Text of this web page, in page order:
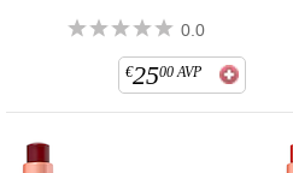
0.0
€2500 AVP